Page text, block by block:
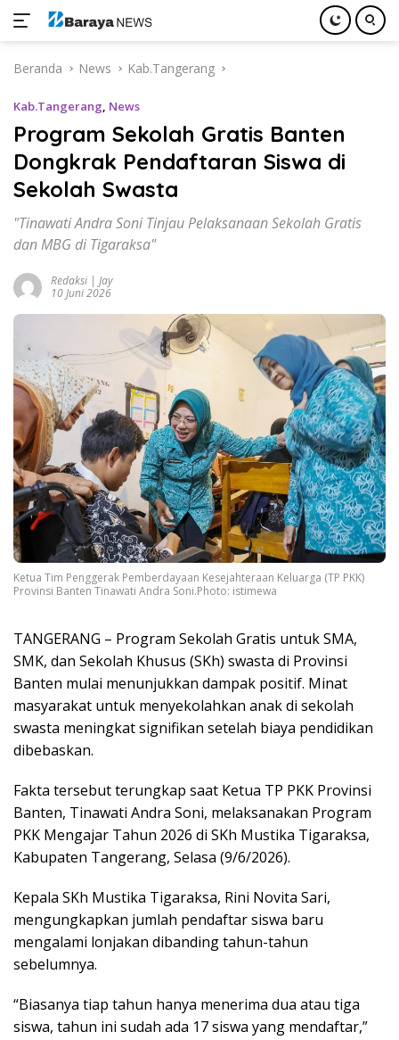
Beranda News Kab.Tangerang
Kab.Tangerang, News
Program Sekolah Gratis Banten
Dongkrak Pendaftaran Siswa di
Sekolah Swasta
"Tinawati Andra Soni Tinjau Pelaksanaan Sekolah Gratis
dan MBG di Tigaraksa"
Redaksi | Jay
10 Juni 2026
Ketua Tim Penggerak Pemberdayaan Kesejahteraan Keluarga (TP PKK)
Provinsi Banten Tinawati Andra Soni.Photo: istimewa
TANGERANG – Program Sekolah Gratis untuk SMA,
SMK, dan Sekolah Khusus (SKh) swasta di Provinsi
Banten mulai menunjukkan dampak positif. Minat
masyarakat untuk menyekolahkan anak di sekolah
swasta meningkat signifikan setelah biaya pendidikan
dibebaskan.
Fakta tersebut terungkap saat Ketua TP PKK Provinsi
Banten, Tinawati Andra Soni, melaksanakan Program
PKK Mengajar Tahun 2026 di SKh Mustika Tigaraksa,
Kabupaten Tangerang, Selasa (9/6/2026).
Kepala SKh Mustika Tigaraksa, Rini Novita Sari,
mengungkapkan jumlah pendaftar siswa baru
mengalami lonjakan dibanding tahun-tahun
sebelumnya.
“Biasanya tiap tahun hanya menerima dua atau tiga
siswa, tahun ini sudah ada 17 siswa yang mendaftar,”